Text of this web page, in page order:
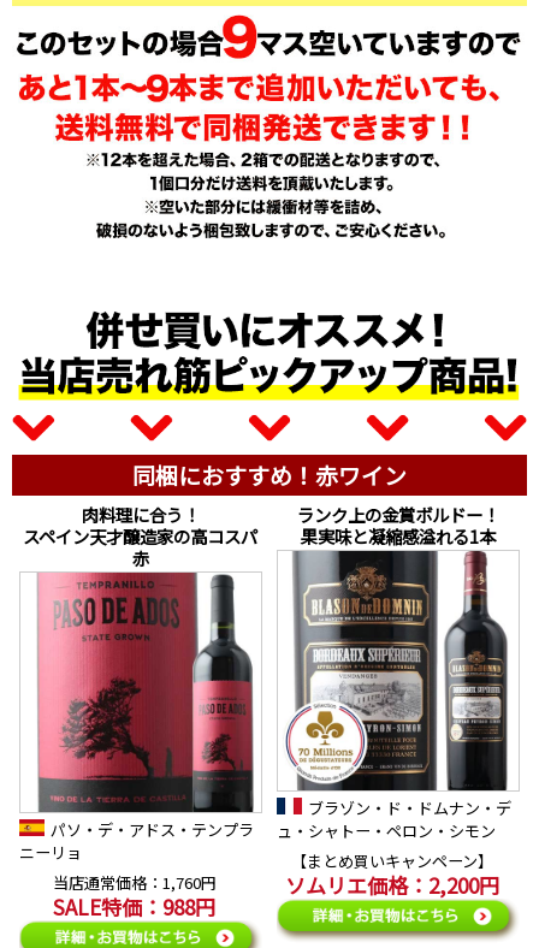
同梱におすすめ！赤ワイン
肉料理に合う！
スペイン天才醸造家の高コスパ
赤
パソ・デ・アドス・テンプラ
ニーリョ
当店通常価格：1,760円
SALE特価：988円
ランク上の金賞ボルドー！
果実味と凝縮感溢れる1本
ブラゾン・ド・ドムナン・デ
ュ・シャトー・ペロン・シモン
【まとめ買いキャンペーン】
ソムリエ価格：2,200円